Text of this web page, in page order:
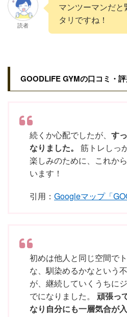
読者
マンツーマンだ
タリですね！
GOODLIFE GYMの口コミ・
続くか心配でしたが、 す
なりました。
筋トレしっ
楽しみのために、これか
います！
引用： Googleマップ「
初めは他人と同じ空間で
な、馴染めるかなという
が、継続していくうちに
でになりました。
頑張っ
なり自分にも一層気合が